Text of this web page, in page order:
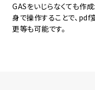
GASをいじらなくても作
身で操作することで、
更等も可能です。